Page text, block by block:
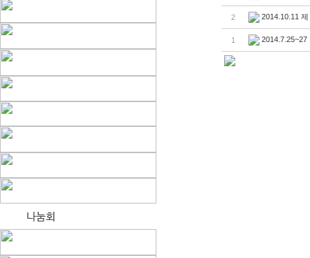
2 2014.10.11
1